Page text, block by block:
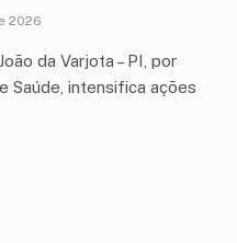
2026
da Varjota – PI, por
Saúde, intensifica ações